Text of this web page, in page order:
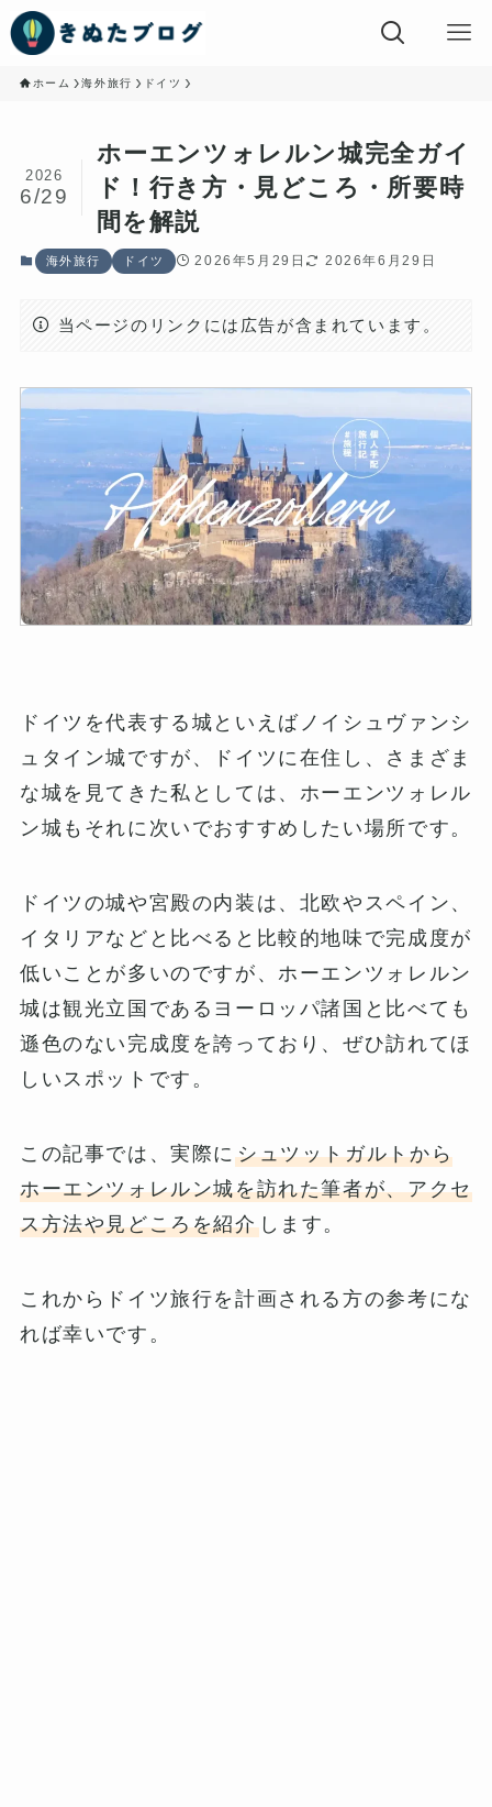
ホーム 海外旅行 ドイツ
ホーエンツォレルン城完全ガイ
ド！行き方・見どころ・所要時
間を解説
2026
6/29
海外旅行 ドイツ 2026年5月29日 2026年6月29日
当ページのリンクには広告が含まれています。
ドイツを代表する城といえばノイシュヴァンシ
ュタイン城ですが、ドイツに在住し、さまざま
な城を見てきた私としては、ホーエンツォレル
ン城もそれに次いでおすすめしたい場所です。
ドイツの城や宮殿の内装は、北欧やスペイン、
イタリアなどと比べると比較的地味で完成度が
低いことが多いのですが、ホーエンツォレルン
城は観光立国であるヨーロッパ諸国と比べても
遜色のない完成度を誇っており、ぜひ訪れてほ
しいスポットです。
この記事では、実際にシュツットガルトから
ホーエンツォレルン城を訪れた筆者が、アクセ
ス方法や見どころを紹介します。
これからドイツ旅行を計画される方の参考にな
れば幸いです。